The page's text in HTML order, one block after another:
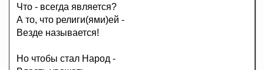
Что - всегда является?
А то, что религи(ями)ей -
Везде называется!
Но чтобы стал Народ -